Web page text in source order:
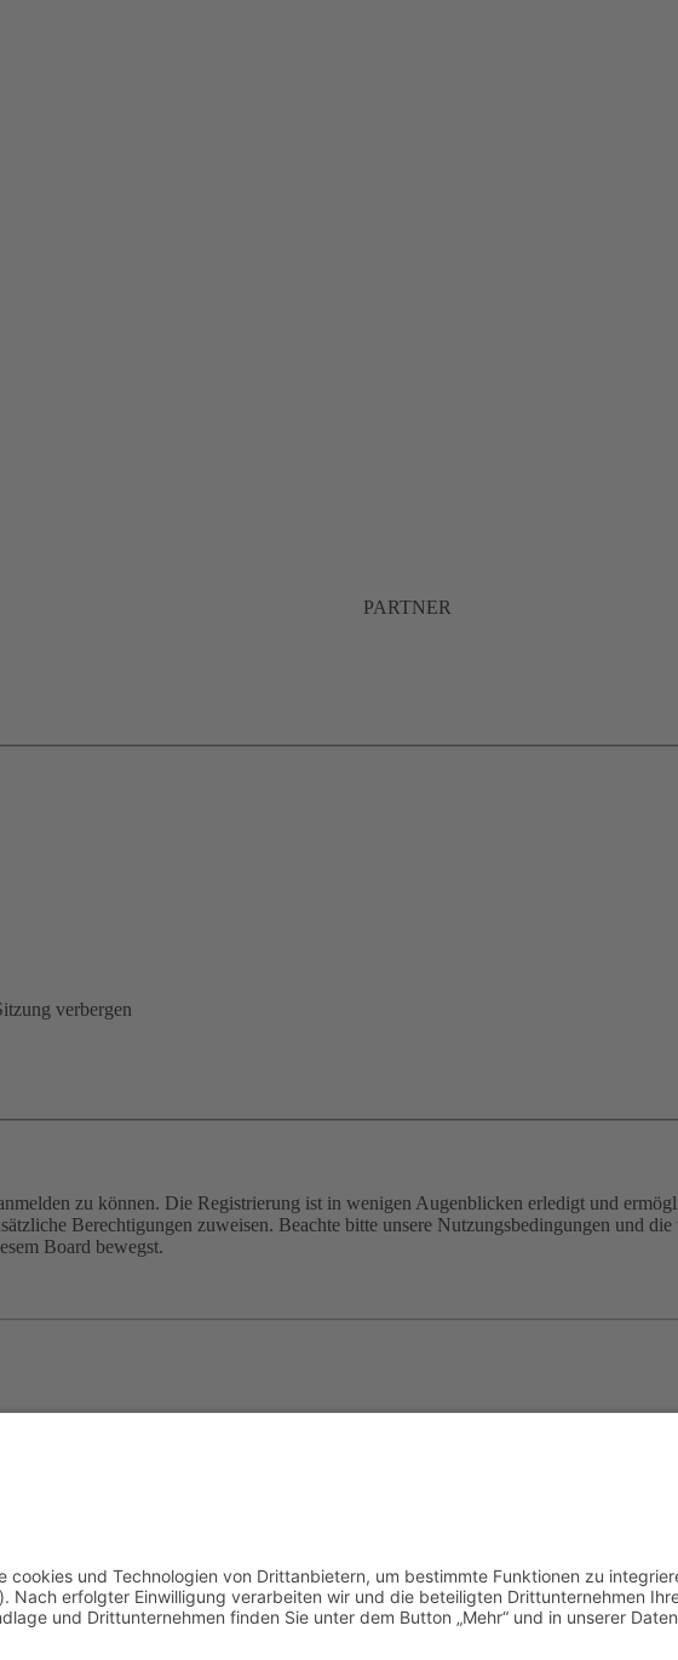
PARTNER
verbergen
zu können. Die Registrierung ist in wenigen Augenblicken erledigt und
Berechtigungen zuweisen. Beachte bitte unsere Nutzungsbedingungen und
Board bewegst.
Off